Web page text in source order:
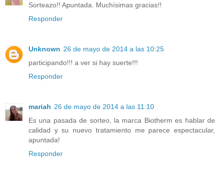
Sorteazo!! Apuntada. Muchísimas gracias!!
Responder
Unknown 26 de mayo de 2014 a las 10:25
participando!!! a ver si hay suerte!!!
Responder
mariah 26 de mayo de 2014 a las 11:10
Es una pasada de sorteo, la marca Biotherm es hablar de
calidad y su nuevo tratamiento me parece espectacular,
apuntada!
Responder